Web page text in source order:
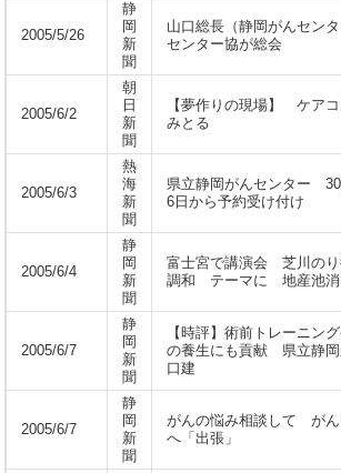
2005/5/26
静
岡
新
聞
山口総長（静岡がんセン
センター協が総会
2005/6/2
朝
日
新
聞
【夢作りの現場】 ケア
みとる
2005/6/3
熱
海
新
聞
県立静岡がんセンター
6日から予約受け付け
2005/6/4
静
岡
新
聞
富士宮で講演会 芝川の
調和 テーマに 地産池消
2005/6/7
静
岡
新
聞
【時評】術前トレーニン
の養生にも貢献 県立静
口建
2005/6/7
静
岡
新
聞
がんの悩み相談して がん
へ「出張」